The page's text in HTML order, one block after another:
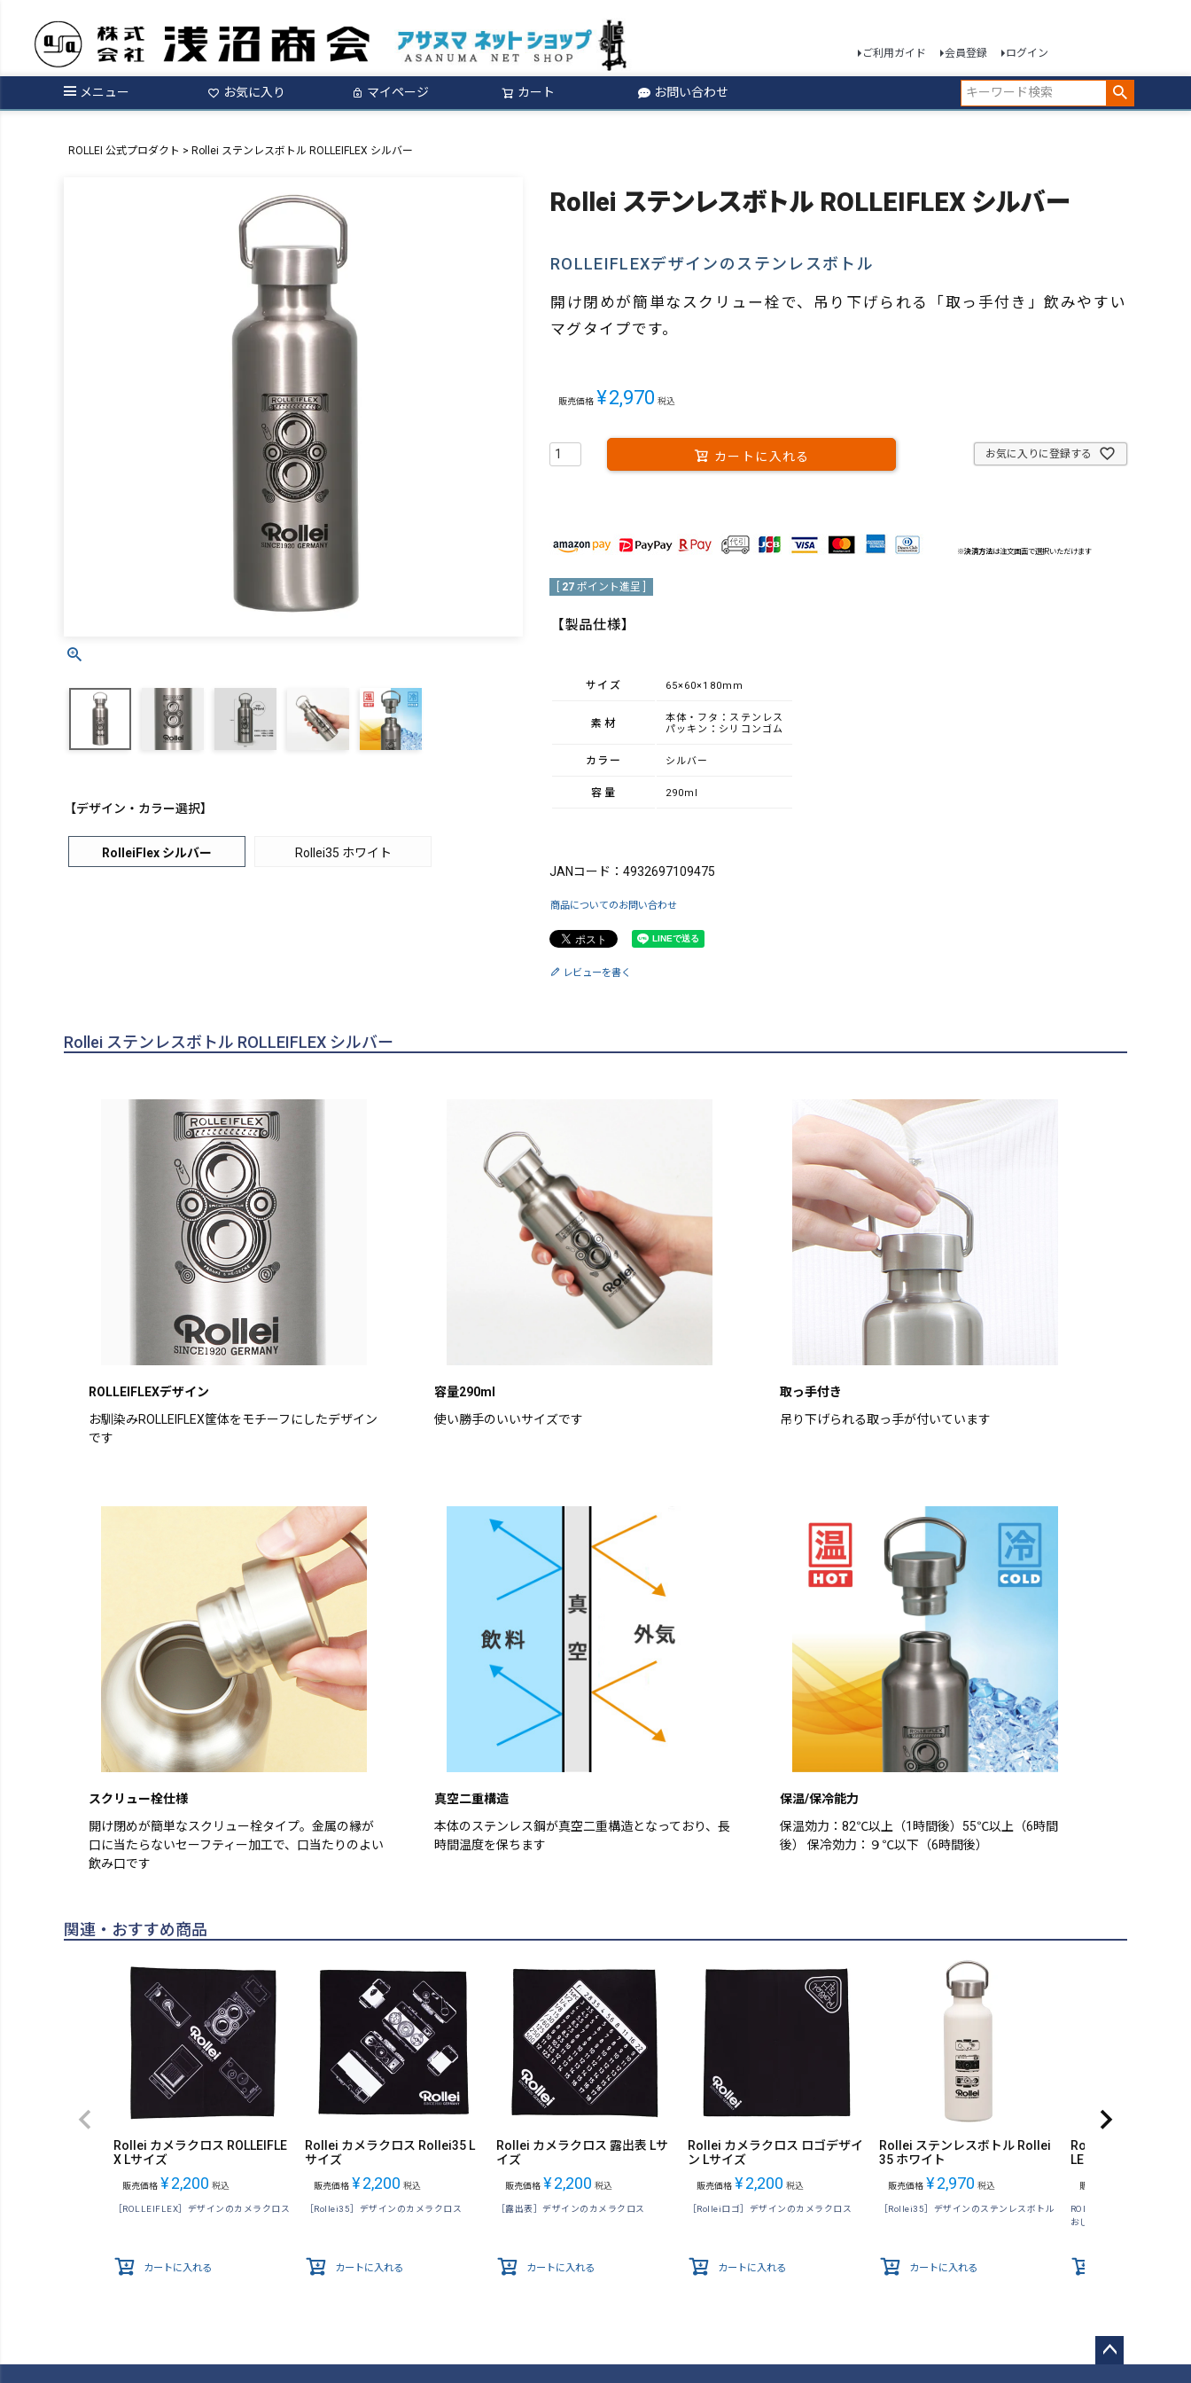
ご利用ガイド 会員登録 ログイン
メニュー お気に入り マイページ カート お問い合わせ
検索
ROLLEI 公式プロダクト Rollei ステンレスボトル ROLLEIFLEX シルバー
【デザイン・カラー選択】
RolleiFlex シルバー Rollei35 ホワイト
Rollei ステンレスボトル ROLLEIFLEX シルバー
ROLLEIFLEXデザインのステンレスボトル
開け閉めが簡単なスクリュー栓で、吊り下げられる「取っ手付き」飲みやすい
マグタイプです。
販売価格 ¥2,970 税込
お気に入りに登録する
カートに入れる
※決済方法は注文画面で選択いただけます
27 ポイント進呈 ]
【製品仕様】
サイズ 65×60×180mm
素材
本体・フタ：ステンレス
パッキン：シリコンゴム
カラー シルバー
容量 290ml
JANコード：4932697109475
商品についてのお問い合わせ
レビューを書く
Rollei ステンレスボトル ROLLEIFLEX シルバー
ROLLEIFLEXデザイン
お馴染みROLLEIFLEX筐体をモチーフにしたデザイン
です
容量290ml
使い勝手のいいサイズです
取っ手付き
吊り下げられる取っ手が付いています
スクリュー栓仕様
開け閉めが簡単なスクリュー栓タイプ。金属の縁が
口に当たらないセーフティー加工で、口当たりのよい
飲み口です
真空二重構造
本体のステンレス鋼が真空二重構造となっており、長
時間温度を保ちます
保温/保冷能力
保温効力：82℃以上（1時間後）55℃以上（6時間
後） 保冷効力：９℃以下（6時間後）
関連・おすすめ商品
Rollei カメラクロス ROLLEIFLE
X Lサイズ
販売価格 ¥2,200 税込
［ROLLEIFLEX］デザインのカメラクロス
カートに入れる
Rollei カメラクロス Rollei35 L
サイズ
販売価格 ¥2,200 税込
［Rollei35］デザインのカメラクロス
カートに入れる
Rollei カメラクロス 露出表 Lサ
イズ
販売価格 ¥2,200 税込
［露出表］デザインのカメラクロス
カートに入れる
Rollei カメラクロス ロゴデザイ
ン Lサイズ
販売価格 ¥2,200 税込
［Rolleiロゴ］デザインのカメラクロス
カートに入れる
Rollei ステンレスボトル Rollei
35 ホワイト
販売価格 ¥2,970 税込
［Rollei35］デザインのステンレスボトル
カートに入れる
Rollei カメラ型ピン
LEIFLEX シルバー
販売価格
ROLLEIFLEXデザインのピ
おしゃれのワンポイントに！